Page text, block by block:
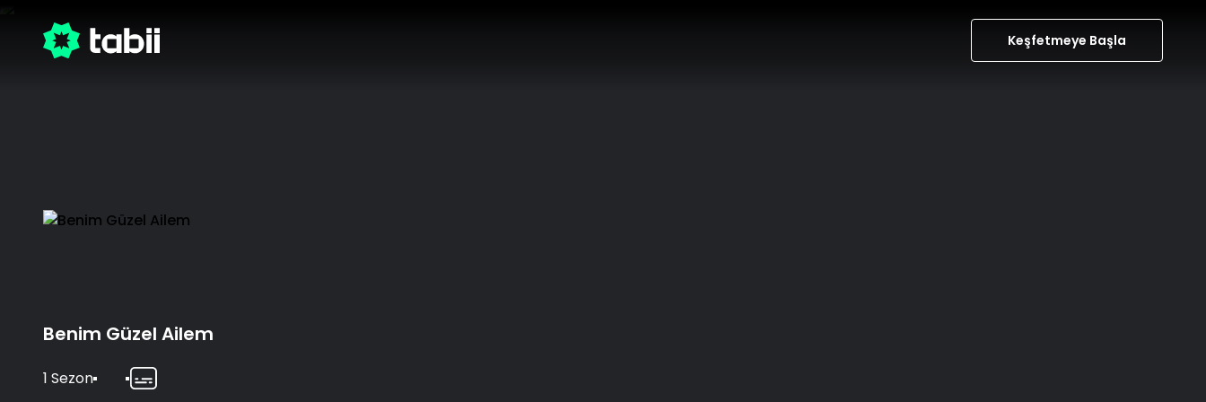
Keşfetmeye Başla
Benim Güzel Ailem
1 Sezon